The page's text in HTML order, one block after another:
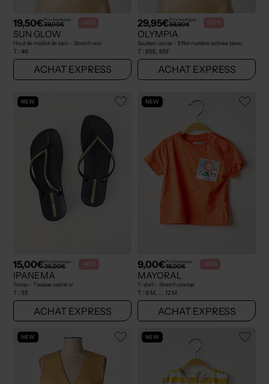
19,50€Prix boutique :
39,00€ -50%
SUN GLOW
Haut de maillot de bain - Stretch noir
T : 46
ACHAT EXPRESS
29,95€Prix boutique :
59,90€ -50%
OLYMPIA
Soutien-gorge - Effet matière satinée blanc
T : 85E, 85F
ACHAT EXPRESS
NEW
15,00€Prix boutique :
25,00€ -40%
IPANEMA
Tongs - Tissage satiné or
T : 35
ACHAT EXPRESS
NEW
9,00€Prix boutique :
18,00€ -50%
MAYORAL
T-shirt - Stretch orange
T : 9 M, ... 12 M
ACHAT EXPRESS
NEW NEW